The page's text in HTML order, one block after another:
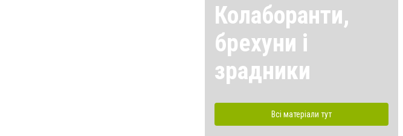
Колаборанти,
брехуни і
зрадники
Всі матеріали тут